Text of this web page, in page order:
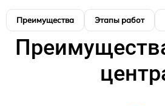
Преимущества Этапы работ